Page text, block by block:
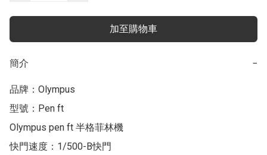
加至購物車
簡介 −
品牌：Olympus
型號：Pen ft
Olympus pen ft 半格菲林機
快門速度：1/500-B快門